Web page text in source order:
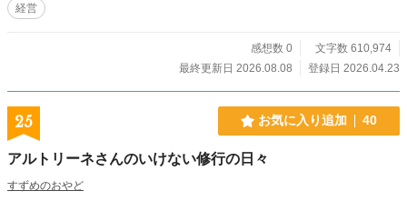
経営
感想数 0
文字数 610,974
最終更新日 2026.08.08
登録日 2026.04.23
25 お気に入り追加 40
アルトリーネさんのいけない修行の日々
すずめのおやど